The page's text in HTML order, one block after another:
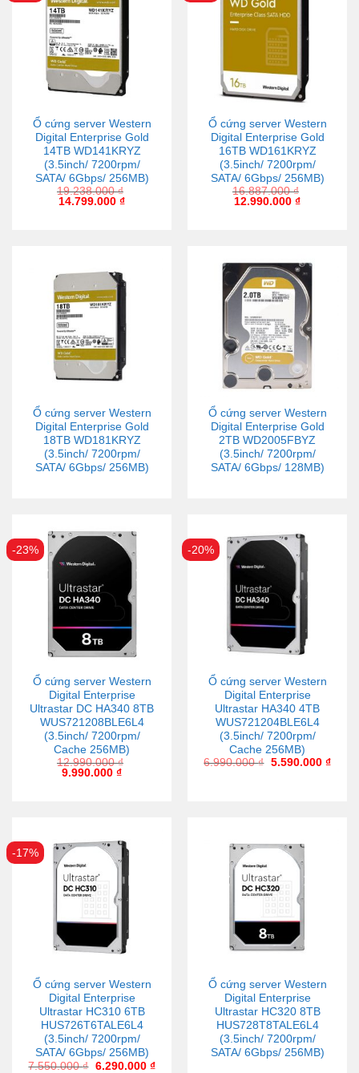
Ổ cứng server Western
Digital Enterprise Gold
14TB WD141KRYZ
(3.5inch/ 7200rpm/
SATA/ 6Gbps/ 256MB)
19.238.000₫
14.799.000 ₫
Ổ cứng server Western
Digital Enterprise Gold
16TB WD161KRYZ
(3.5inch/ 7200rpm/
SATA/ 6Gbps/ 256MB)
16.887.000₫
12.990.000 ₫
Ổ cứng server Western
Digital Enterprise Gold
18TB WD181KRYZ
(3.5inch/ 7200rpm/
SATA/ 6Gbps/ 256MB)
Ổ cứng server Western
Digital Enterprise Gold
2TB WD2005FBYZ
(3.5inch/ 7200rpm/
SATA/ 6Gbps/ 128MB)
-23%
Ổ cứng server Western
Digital Enterprise
Ultrastar DC HA340 8TB
WUS721208BLE6L4
(3.5inch/ 7200rpm/
Cache 256MB)
12.990.000₫
9.990.000 ₫
-20%
Ổ cứng server Western
Digital Enterprise
Ultrastar HA340 4TB
WUS721204BLE6L4
(3.5inch/ 7200rpm/
Cache 256MB)
6.990.000₫ 5.590.000 ₫
-17%
Ổ cứng server Western
Digital Enterprise
Ultrastar HC310 6TB
HUS726T6TALE6L4
(3.5inch/ 7200rpm/
SATA/ 6Gbps/ 256MB)
7.550.000₫ 6.290.000 ₫
Ổ cứng server Western
Digital Enterprise
Ultrastar HC320 8TB
HUS728T8TALE6L4
(3.5inch/ 7200rpm/
SATA/ 6Gbps/ 256MB)